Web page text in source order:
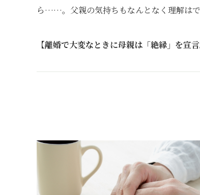
ら……。父親の気持ちもなんとなく理解はで
【離婚で大変なときに母親は「絶縁」を宣